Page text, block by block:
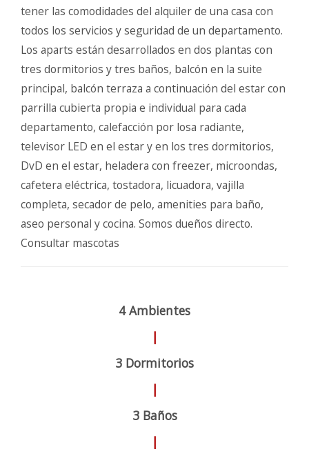
tener las comodidades del alquiler de una casa con
todos los servicios y seguridad de un departamento.
Los aparts están desarrollados en dos plantas con
tres dormitorios y tres baños, balcón en la suite
principal, balcón terraza a continuación del estar con
parrilla cubierta propia e individual para cada
departamento, calefacción por losa radiante,
televisor LED en el estar y en los tres dormitorios,
DvD en el estar, heladera con freezer, microondas,
cafetera eléctrica, tostadora, licuadora, vajilla
completa, secador de pelo, amenities para baño,
aseo personal y cocina. Somos dueños directo.
Consultar mascotas
4 Ambientes
|
3 Dormitorios
|
3 Baños
|